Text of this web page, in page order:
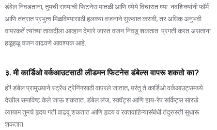
डंबेल निवडताना, तुमची सध्याची फिटनेस पातळी आणि ध्येये विचारात घ्या. नवशिक्यांनी फॉर्म
आणि तंत्रात प्रभुत्व मिळविण्यासाठी हलक्या वजनाने सुरुवात करावी, तर अधिक अनुभवी
वापरकर्ते त्यांच्या ताकदीला आव्हान देणारे जास्त वजन निवडू शकतात. प्रगती करत असताना
हळूहळू वजन वाढवणे आवश्यक आहे.
३. मी कार्डिओ वर्कआउटसाठी लीडमन फिटनेस डंबेल्स वापरू शकतो का?
हो! डंबेल प्रामुख्याने स्ट्रेंथ ट्रेनिंगसाठी वापरले जातात, परंतु ते कार्डिओ वर्कआउट्समध्ये
देखील समाविष्ट केले जाऊ शकतात. डंबेल लंज, स्क्वॅट्स आणि हाय-रेप सर्किट्स सारखे
व्यायाम तुमचे हृदय गती वाढवू शकतात आणि हृदय व रक्तवाहिन्यासंबंधी तंदुरुस्ती सुधारू
शकतात.